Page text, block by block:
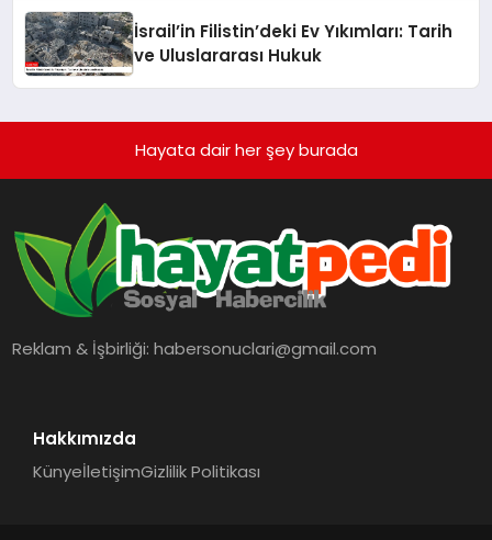
İsrail’in Filistin’deki Ev Yıkımları: Tarih
ve Uluslararası Hukuk
Hayata dair her şey burada
Reklam & İşbirliği:habersonuclari@gmail.com
Hakkımızda
KünyeİletişimGizlilik Politikası